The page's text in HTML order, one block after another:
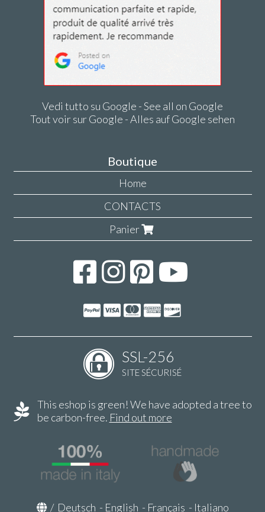
Vedi tutto su Google - See all on Google
Tout voir sur Google - Alles auf Google sehen
Boutique
Home
CONTACTS
Panier
SSL-256
SITE SÉCURISÉ
This eshop is green! We have adopted a tree to
be carbon-free. Find out more
/ Deutsch - English - Français - Italiano